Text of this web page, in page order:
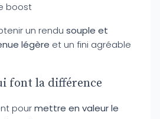
boost
un rendu souple et
légère et un fini agréable
font la différence
pourmettre en valeur le